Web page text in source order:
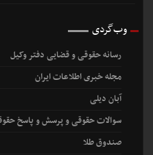
وب‌گردی
رسانه حقوقی و قضایی دفتر وکیل
مجله خبری اطلاعات ایران
آبان دیلی
سوالات حقوقی و پرسش و پاسخ حقوقی
صندوق طلا